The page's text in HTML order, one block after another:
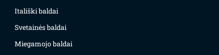
Itališki baldai
Svetainės baldai
Miegamojo baldai